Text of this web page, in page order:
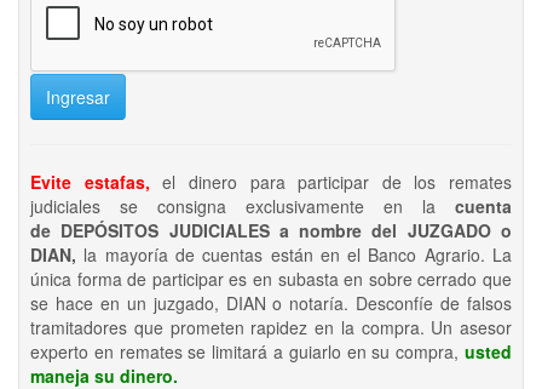
Ingresar
Evite estafas, el dinero para participar de los remates
judiciales se consigna exclusivamente en la cuenta
de DEPÓSITOS JUDICIALES a nombre del JUZGADO o
DIAN, la mayoría de cuentas están en el Banco Agrario. La
única forma de participar es en subasta en sobre cerrado que
se hace en un juzgado, DIAN o notaría. Desconfíe de falsos
tramitadores que prometen rapidez en la compra. Un asesor
experto en remates se limitará a guiarlo en su compra, usted
maneja su dinero.